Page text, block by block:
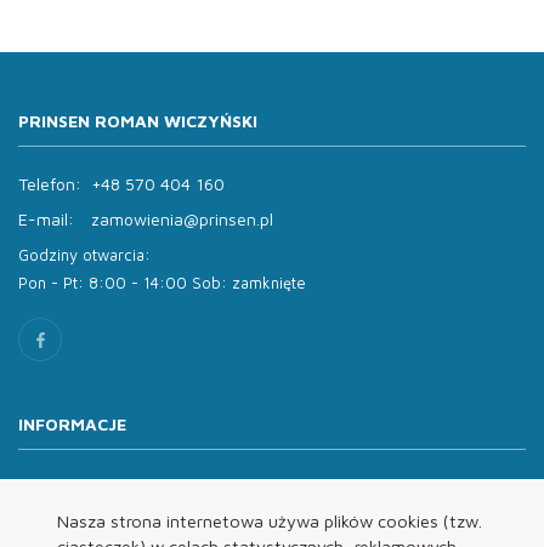
Nasza strona internetowa używa plików cookies (tzw.
PRINSEN ROMAN WICZYŃSKI
Telefon:
+48 570 404 160
E-mail:
zamowienia@prinsen.pl
Godziny otwarcia:
Pon - Pt: 8:00 - 14:00 Sob: zamknięte
INFORMACJE
Oferta